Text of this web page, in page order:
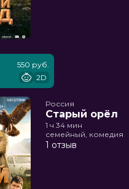
550 руб.
2D
Россия
Старый орёл
1 ч 34 мин
семейный, комедия
1 отзыв